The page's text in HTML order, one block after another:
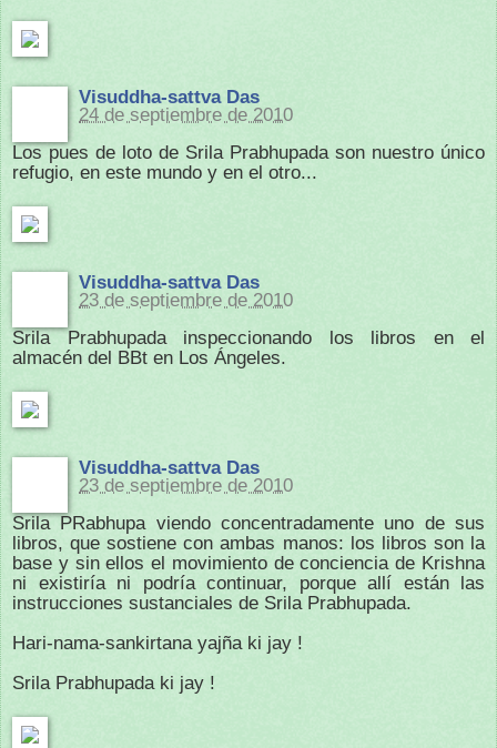
Visuddha-sattva Das
24 de septiembre de 2010
Los pues de loto de Srila Prabhupada son nuestro único
refugio, en este mundo y en el otro...
Visuddha-sattva Das
23 de septiembre de 2010
Srila Prabhupada inspeccionando los libros en el
almacén del BBt en Los Ángeles.
Visuddha-sattva Das
23 de septiembre de 2010
Srila PRabhupa viendo concentradamente uno de sus
libros, que sostiene con ambas manos: los libros son la
base y sin ellos el movimiento de conciencia de Krishna
ni existiría ni podría continuar, porque allí están las
instrucciones sustanciales de Srila Prabhupada.
Hari-nama-sankirtana yajña ki jay !
Srila Prabhupada ki jay !